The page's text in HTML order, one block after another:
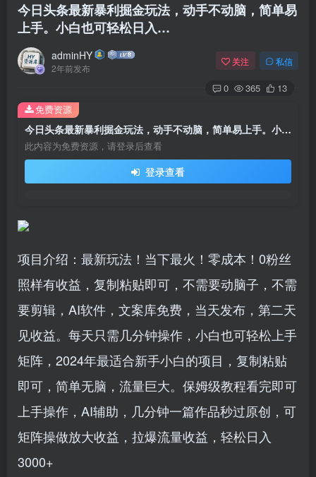
今日头条最新暴利掘金玩法，动手不动脑，简单易
上手。小白也可轻松日入…
adminHY
2年前发布
关注 私信
0 365 13
今日头条最新暴利掘金玩法，动手不动脑，简单易上手。小白也可轻松日入…
此内容为免费资源，请登录后查看
登录查看
免费资源
项目介绍：最新玩法！当下最火！零成本！0粉丝
照样有收益，复制粘贴即可，不需要动脑子，不需
要剪辑，AI软件，文案库免费，当天发布，第二天
见收益。每天只需几分钟操作，小白也可轻松上手
矩阵，2024年最适合新手小白的项目，复制粘贴
即可，简单无脑，流量巨大。保姆级教程看完即可
上手操作，AI辅助，几分钟一篇作品秒过原创，可
矩阵操做放大收益，拉爆流量收益，轻松日入
3000+